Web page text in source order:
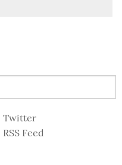
Twitter
RSS Feed